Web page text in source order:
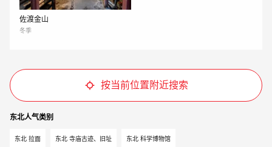
佐渡金山
冬季
按当前位置附近搜索
东北人气类​​别
东北 拉面 东北 寺庙古迹、旧址 东北 科学博物馆